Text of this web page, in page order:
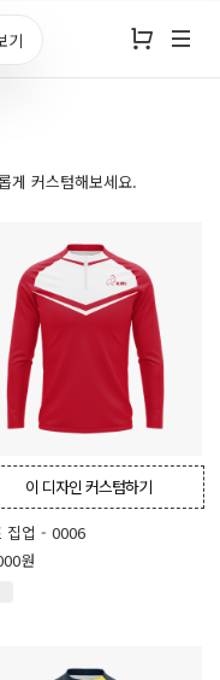
기
게 커스텀해보세요.
이 디자인 커스텀하기
집업 - 0006
원